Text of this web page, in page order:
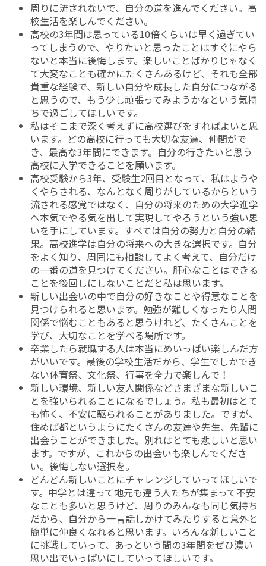
周りに流されないで、自分の道を進んでください。高
校生活を楽しんでください。
高校の3年間は思っている10倍くらいは早く過ぎてい
ってしまうので、やりたいと思ったことはすぐにやら
ないと本当に後悔します。楽しいことばかりじゃなく
て大変なことも確かにたくさんあるけど、それも全部
貴重な経験で、新しい自分や成長した自分につながる
と思うので、もう少し頑張ってみようかなという気持
ちで過ごしてほしいです。
私はそこまで深く考えずに高校選びをすればよいと思
います。どの高校に行っても大切な友達、仲間がで
き、最高な3年間にできます。自分の行きたいと思う
高校に入学できることを願います。
高校受験から3年、受験生2回目となって、私はようや
くやらされる、なんとなく周りがしているからという
流される感覚ではなく、自分の将来のための大学進学
へ本気でやる気を出して実現してやろうという強い思
いを手にしています。すべては自分の努力と自分の結
果。高校進学は自分の将来への大きな選択です。自分
をよく知り、周囲にも相談してよく考えて、自分だけ
の一番の道を見つけてください。肝心なことはできる
ことを後回しにしないことだと私は思います。
新しい出会いの中で自分の好きなことや得意なことを
見つけられると思います。勉強が難しくなったり人間
関係で悩むこともあると思うけれど、たくさんことを
学び、大切なことを学べる場所です。
卒業したら就職する人は本当にめいっぱい楽しんだ方
がいいです。最後の学校生活だから、学生でしかでき
ない体育祭、文化祭、行事を全力で楽しんで！
新しい環境、新しい友人関係などさまざまな新しいこ
とを強いられることになるでしょう。私も最初はとて
も怖く、不安に駆られることがありました。ですが、
住めば都というようにたくさんの友達や先生、先輩に
出会うことができました。別れはとても悲しいと思い
ます。ですが、これからの出会いも楽しんでくださ
い。後悔しない選択を。
どんどん新しいことにチャレンジしていってほしいで
す。中学とは違って地元も違う人たちが集まって不安
なことも多いと思うけど、周りのみんなも同じ気持ち
だから、自分から一言話しかけてみたりすると意外と
簡単に仲良くなれると思います。いろんな新しいこと
に挑戦していって、あっという間の3年間をぜひ濃い
思い出でいっぱいにしていってほしいです。